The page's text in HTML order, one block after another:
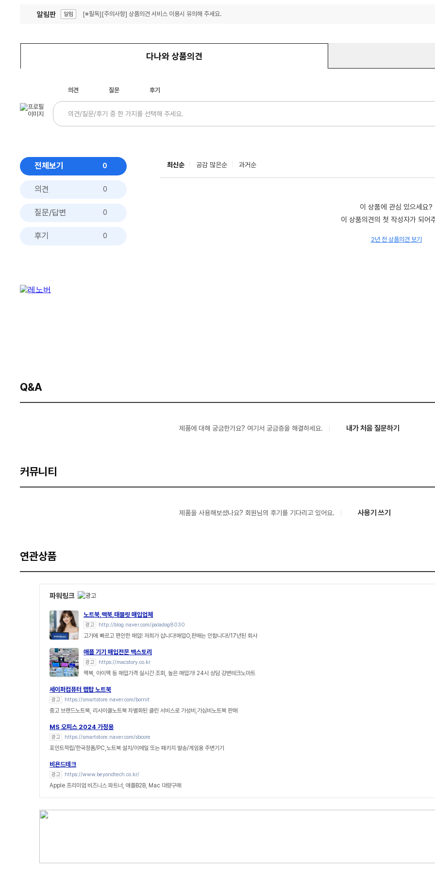
알림판 알림 [※필독][주의사항] 상품의견 서비스 이용시 유의해 주세요.
다나와 상품의견
의견 질문 후기
전체보기 0
의견 0
질문/답변 0
후기 0
최신순 공감 많은순 과거순
이 상품에 관심 있으세요?
이 상품의견의 첫 작성자가 되어
2년 전 상품의견 보기
Q&A
제품에 대해 궁금한가요? 여기서 궁금증을 해결하세요. 내가 처음 질문하기
커뮤니티
제품을 사용해보셨나요? 회원님의 후기를 기다리고 있어요. 사용기 쓰기
연관상품
파워링크
노트북,맥북,태블릿 매입업체
광고 http://blog.naver.com/paladog8030
고가에 빠르고 편안한 매입! 저희가 삽니다!매입O,판매는 안합니다!/17년된 회사
애플 기기 매입전문 맥스토리
광고 https://macstory.co.kr
맥북, 아이맥 등 매입가격 실시간 조회, 높은 매입가! 24시 상담 강변테크노마트
세이퍼컴퓨터 랩탑 노트북
광고 https://smartstore.naver.com/bornit
중고 브랜드노트북, 리사이클노트북 차별화된 클린 서비스로 가성비,가심비노트북 판매
MS 오피스 2024 가정용
광고 https://smartstore.naver.com/sbcore
포인트적립/한국정품/PC,노트북 설치/이메일 또는 패키지 발송/게임용 주변기기
비욘드테크
광고 https://www.beyondtech.co.kr/
Apple 프리미엄 비즈니스 파트너, 애플B2B, Mac 대량구매